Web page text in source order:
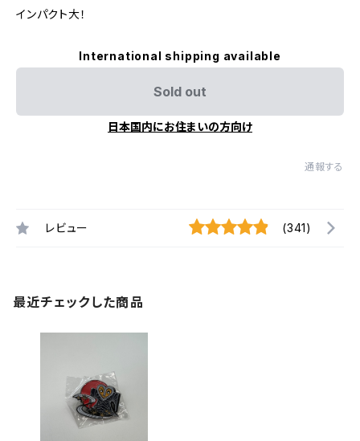
インパクト大！
International shipping available
Sold out
日本国内にお住まいの方向け
通報する
レビュー (341)
最近チェックした商品